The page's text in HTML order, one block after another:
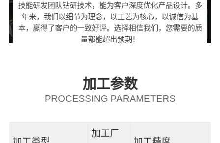
技能研发团队钻研技术，能为客户深度优化产品设计。多
年来，我们以细节为理念，以工艺为核心，以诚信为基
本，赢得了客户的一致好评。选择相信我们，您需要的质
量都能超出预期！
加工参数
PROCESSING PARAMETERS
加工厂